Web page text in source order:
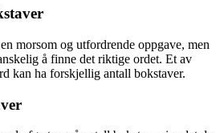
morsom og utfordrende oppgave, men
å finne det riktige ordet. Et av
kan ha forskjellig antall bokstaver.